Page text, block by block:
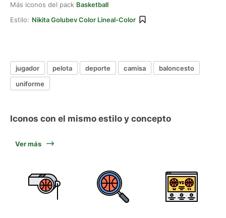
Más iconos del pack Basketball
Estilo: Nikita Golubev Color Lineal-Color
jugador pelota deporte camisa
baloncesto
uniforme
Iconos con el mismo estilo y concepto
Ver más